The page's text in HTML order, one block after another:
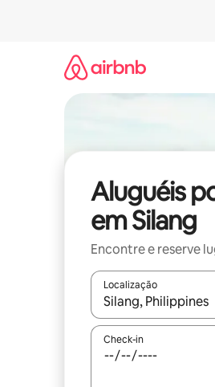
Aluguéis
em Silang
Encontre e reserve
Localização
Quando os
Check-in